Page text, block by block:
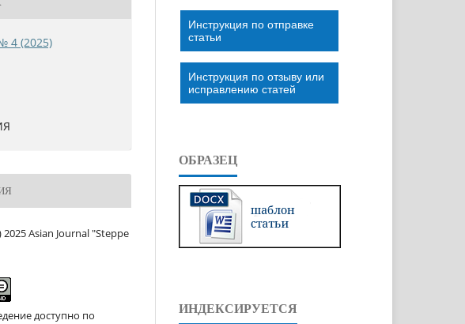
4 (2025)
Asian Journal "Steppe
доступно по
Инструкция по отправке
статьи
Инструкция по отзыву или
исправлению статей
ОБРАЗЕЦ
ИНДЕКСИРУЕТСЯ